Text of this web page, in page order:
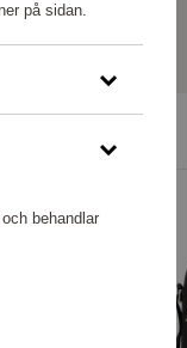
på sidan.
behandlar